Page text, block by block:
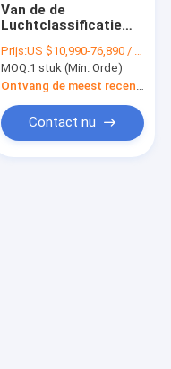
Van de de
Luchtclassificatie
poederdeklaag de
Molen 250MPA-
300MPA 1
Jaarwaarborg
Prijs:US $10,990-76,890 / Piece
MOQ:1 stuk (Min. Orde)
Contact nu